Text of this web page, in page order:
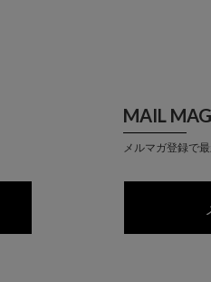
MAIL
メルマガ登録で